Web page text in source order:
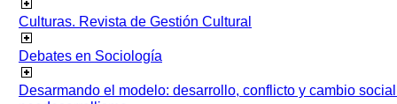
Culturas. Revista de Gestión Cultural
Debates en Sociología
Desarmando el modelo: desarrollo, conflicto y cambio